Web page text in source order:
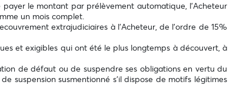
le montant par prélèvement automatique, l’Acheteur
un mois complet.
extrajudiciaires à l’Acheteur, de l’ordre de 15%
et exigibles qui ont été le plus longtemps à découvert, à
de défaut ou de suspendre ses obligations en vertu du
susmentionné s’il dispose de motifs légitimes